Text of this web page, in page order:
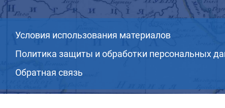
Условия использования материалов
Политика защиты и обработки персональных
Обратная связь